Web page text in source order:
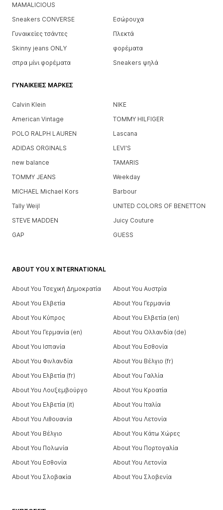
MAMALICIOUS
Sneakers CONVERSE
Εσώρουχα
Γυναικείες τσάντες
Πλεκτά
Skinny jeans ONLY
φορέματα
σπρα μίνι φορέματα
Sneakers ψηλά
ΓΥΝΑΙΚΕΊΕΣ ΜΆΡΚΕΣ
Calvin Klein
NIKE
American Vintage
TOMMY HILFIGER
POLO RALPH LAUREN
Lascana
ADIDAS ORGINALS
LEVI'S
new balance
TAMARIS
TOMMY JEANS
Weekday
MICHAEL Michael Kors
Barbour
Tally Weijl
UNITED COLORS OF BENETTON
STEVE MADDEN
Juicy Couture
GAP
GUESS
ABOUT YOU X INTERNATIONAL
About You Τσεχική Δημοκρατία
About You Αυστρία
About You Ελβετία
About You Γερμανία
About You Κύπρος
About You Ελβετία (en)
About You Γερμανία (en)
About You Ολλανδία (de)
About You Ισπανία
About You Εσθονία
About You Φινλανδία
About You Βέλγιο (fr)
About You Ελβετία (fr)
About You Γαλλία
About You Λουξεμβούργο
About You Κροατία
About You Ελβετία (it)
About You Ιταλία
About You Λιθουανία
About You Λετονία
About You Βέλγιο
About You Κάτω Χώρες
About You Πολωνία
About You Πορτογαλία
About You Εσθονία
About You Λετονία
About You Σλοβακία
About You Σλοβενία